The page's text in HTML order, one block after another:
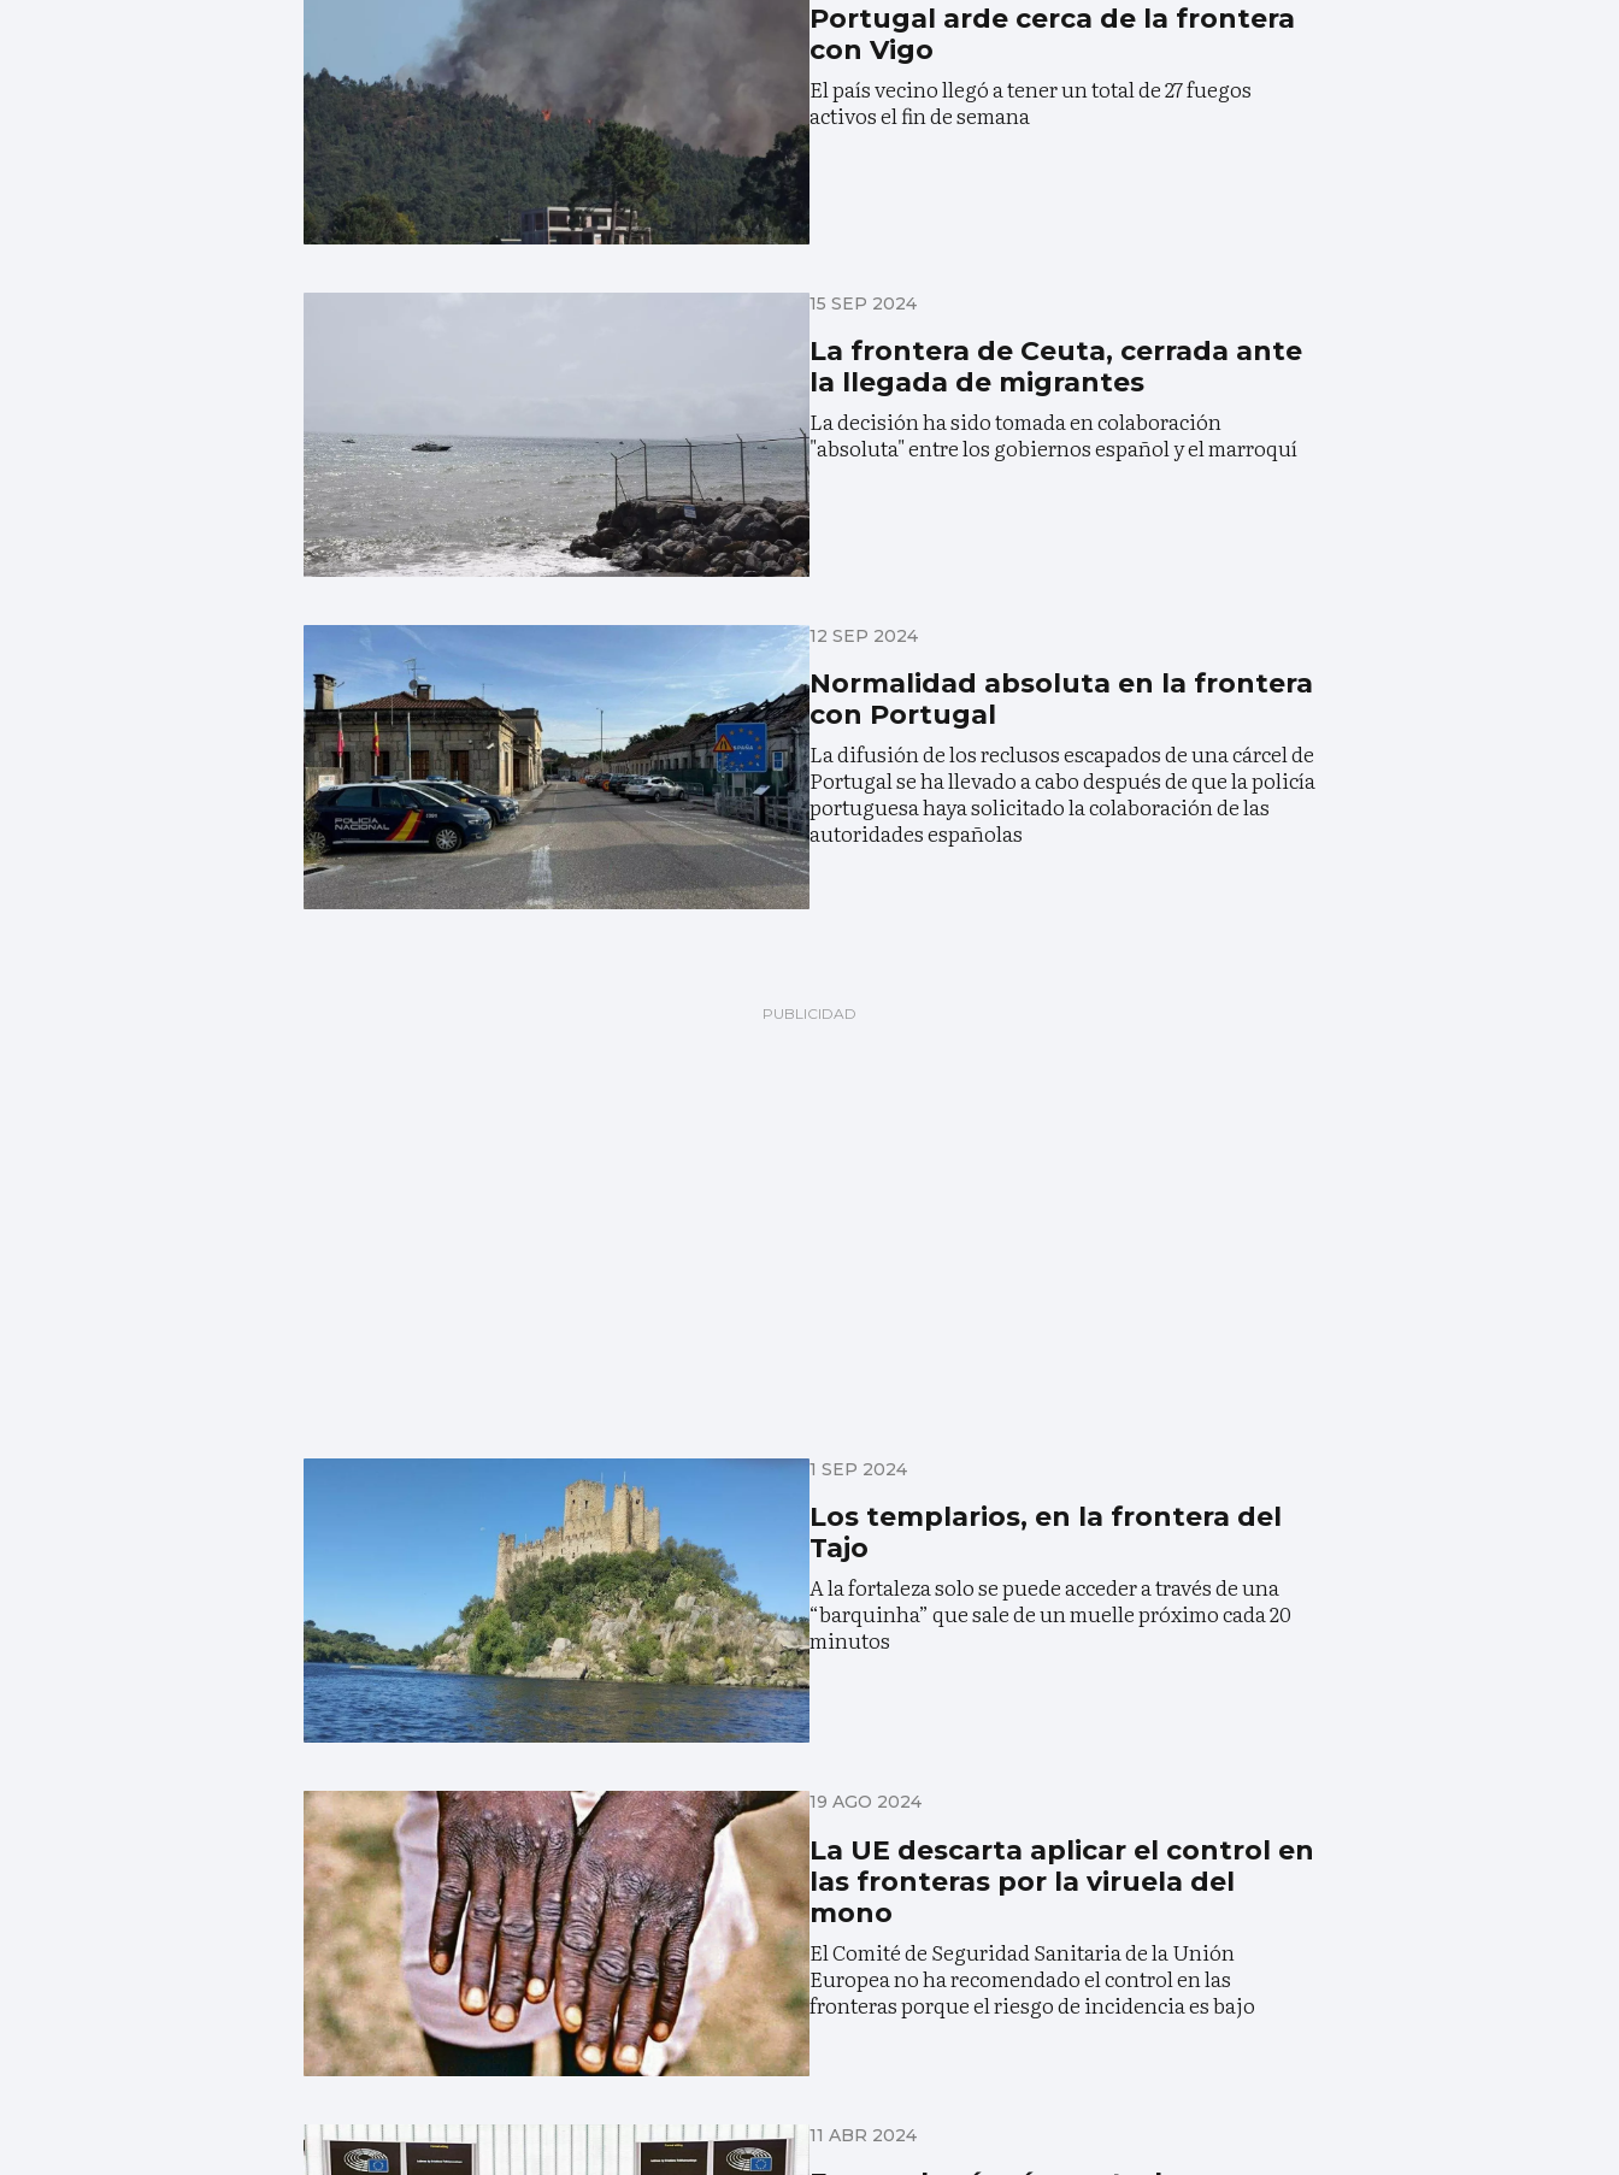
Portugal arde cerca de la frontera
con Vigo
El país vecino llegó a tener un total de 27 fuegos
activos el fin de semana
15 SEP 2024
La frontera de Ceuta, cerrada ante
la llegada de migrantes
La decisión ha sido tomada en colaboración
"absoluta" entre los gobiernos español y el marroquí
12 SEP 2024
Normalidad absoluta en la frontera
con Portugal
La difusión de los reclusos escapados de una cárcel de
Portugal se ha llevado a cabo después de que la policía
portuguesa haya solicitado la colaboración de las
autoridades españolas
1 SEP 2024
Los templarios, en la frontera del
Tajo
A la fortaleza solo se puede acceder a través de una
“barquinha” que sale de un muelle próximo cada 20
minutos
19 AGO 2024
La UE descarta aplicar el control en
las fronteras por la viruela del
mono
El Comité de Seguridad Sanitaria de la Unión
Europea no ha recomendado el control en las
fronteras porque el riesgo de incidencia es bajo
11 ABR 2024